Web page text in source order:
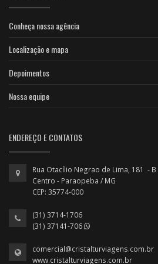
Conheça nossa agência
Localização e mapa
Depoimentos
Nossa equipe
ENDEREÇO E CONTATOS
Rua Otacílio Negrao de Lima, 181 - B
Centro - Paraopeba / MG
CEP: 35774-000
(31) 3714-1706
(31) 37141-706
comercial@cristalturviagens.com.br
www.cristalturviagens.com.br